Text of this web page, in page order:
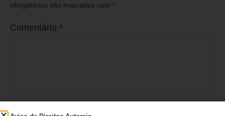
obrigatórios são marcados com *
Comentário *